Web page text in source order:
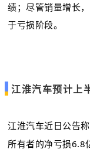
绩；尽管销量增长
于亏损阶段。
江淮汽车预计上
江淮汽车近日公告
所有者的净亏损6.8